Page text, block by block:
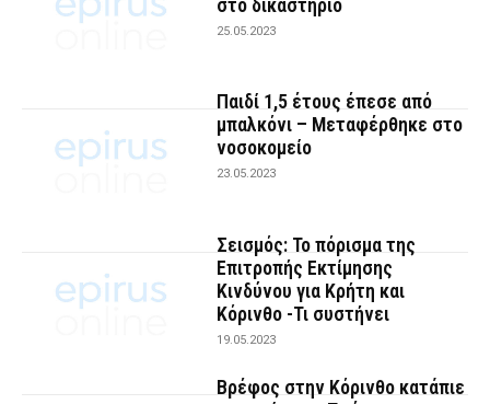
στο δικαστήριο
25.05.2023
Παιδί 1,5 έτους έπεσε από
μπαλκόνι – Μεταφέρθηκε στο
νοσοκομείο
23.05.2023
Σεισμός: Το πόρισμα της
Επιτροπής Εκτίμησης
Κινδύνου για Κρήτη και
Κόρινθο -Τι συστήνει
19.05.2023
Βρέφος στην Κόρινθο κατάπιε